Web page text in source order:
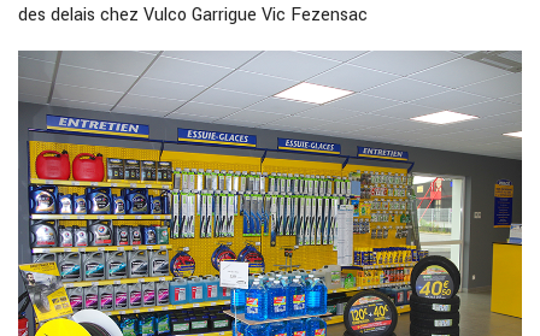
des delais chez Vulco Garrigue Vic Fezensac